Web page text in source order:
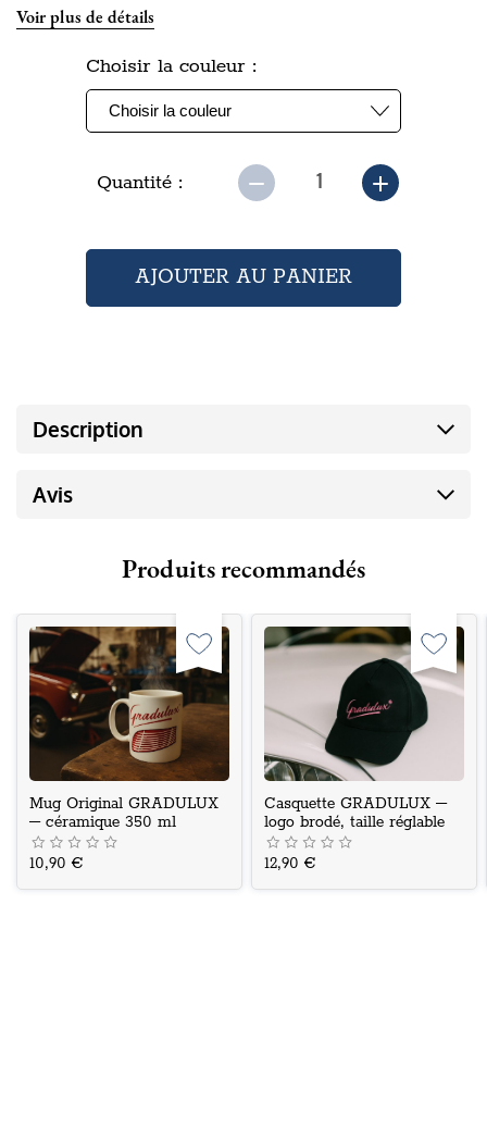
Voir plus de détails
Choisir la couleur :
Quantité :
Description
Avis
Produits recommandés
Mug Original GRADULUX
– céramique 350 ml
10,90 €
Casquette GRADULUX –
logo brodé, taille réglable
12,90 €